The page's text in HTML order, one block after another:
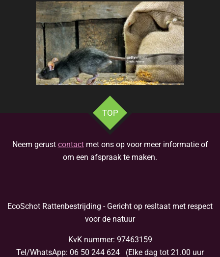
TOP
Neem gerust contactmet ons op voor meer informatie of
om een afspraak te maken.
EcoSchot Rattenbestrijding - Gericht op resltaat met respect
voor de natuur
KvK nummer: 97463159
Tel/WhatsApp: 06 50 244 624 (Elke dag tot 21.00 uur